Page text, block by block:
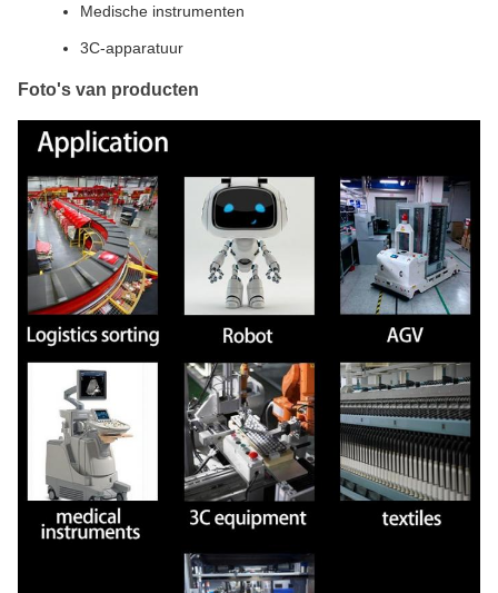
Medische instrumenten
3C-apparatuur
Foto's van producten